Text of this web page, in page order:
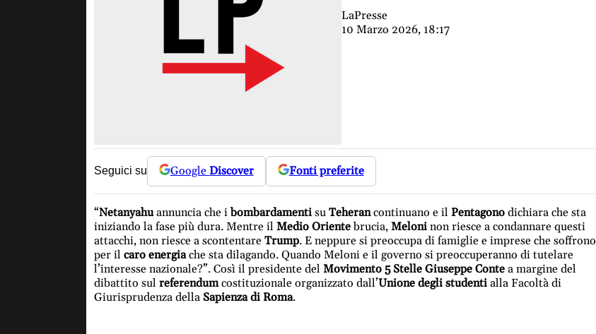
LaPresse
10 Marzo 2026, 18:17
Seguici su Google Discover Fonti preferite
“Netanyahuannuncia che i bombardamentisu Teherancontinuano e il Pentagonodichiara che sta
iniziando la fase più dura. Mentre il Medio Orientebrucia, Meloninon riesce a condannare questi
attacchi, non riesce a scontentare Trump. E neppure si preoccupa di famiglie e imprese che soffrono
per il caro energiache sta dilagando. Quando Meloni e il governo si preoccuperanno di tutelare
l’interesse nazionale?”. Così il presidente del Movimento 5 Stelle Giuseppe Contea margine del
dibattito sul referendumcostituzionale organizzato dall’Unione degli studentialla Facoltà di
Giurisprudenza della Sapienza di Roma.